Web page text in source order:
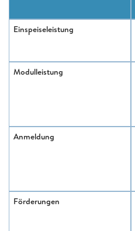
Einspeiseleistung
Modulleistung
Anmeldung
Förderungen